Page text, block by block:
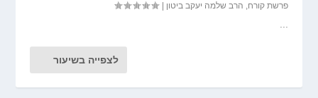
פרשת קורח, הרב שלמה יעקב ביטון |
לצפייה בשיעור